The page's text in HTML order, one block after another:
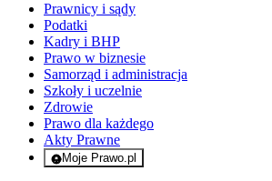
Prawnicy i sądy
Podatki
Kadry i BHP
Prawo w biznesie
Samorząd i administracja
Szkoły i uczelnie
Zdrowie
Prawo dla każdego
Akty Prawne
Moje Prawo.pl
- rejestracja i logowanie do serwisu